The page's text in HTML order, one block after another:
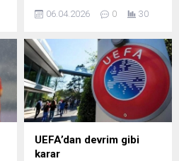
oynanacak maçlarla
başlıyor. Birbirinden dev
futbolseverleri bekliyor.
06.04.2026 0 30
UEFA’dan devrim gibi
karar